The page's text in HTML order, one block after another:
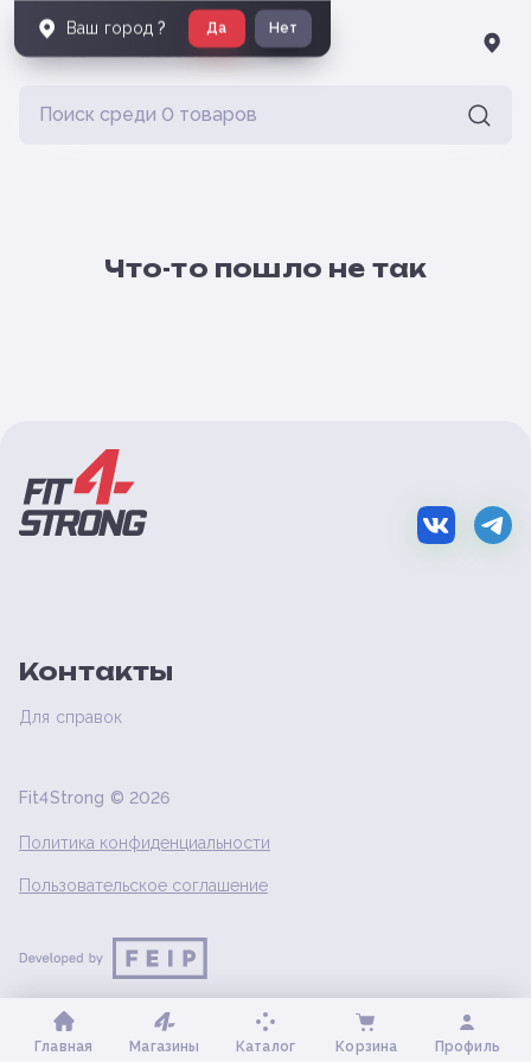
Что-то пошло не так
Контакты
Для справок
Fit4Strong © 2026
Политика конфиденциальности
Пользовательское соглашение
Главная Магазины Каталог Корзина Профиль
Ваш город ? Да Нет